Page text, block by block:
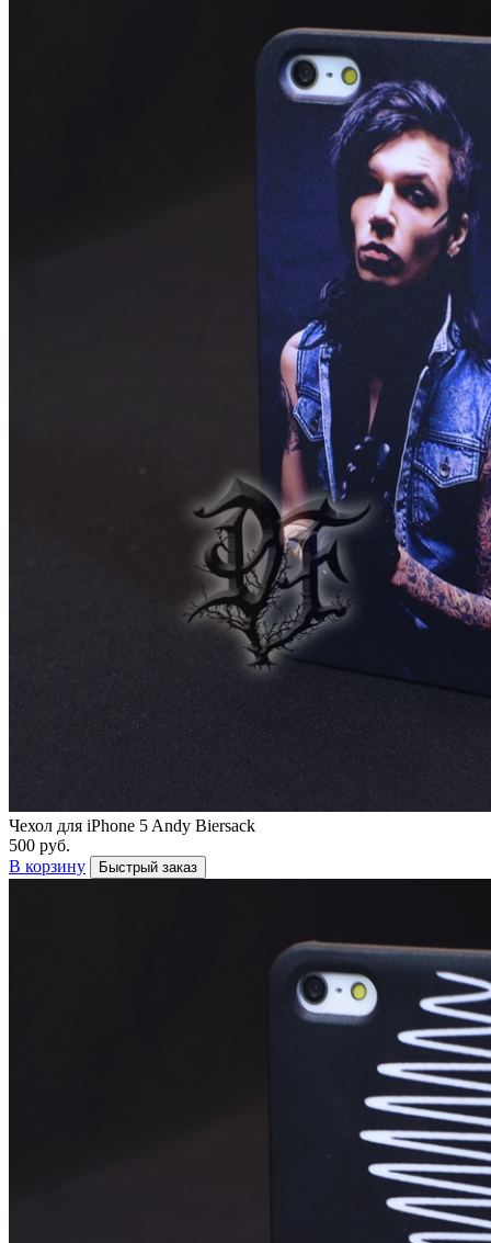
Чехол для iPhone 5 Andy Biersack
500 руб.
В корзину
Быстрый заказ